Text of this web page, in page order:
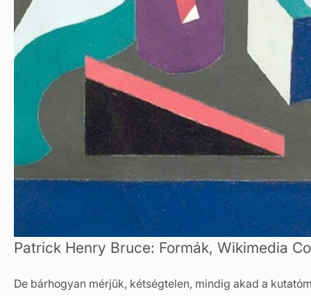
Patrick Henry Bruce: Formák, Wikimedia
De bárhogyan mérjük, kétségtelen, mindig akad a